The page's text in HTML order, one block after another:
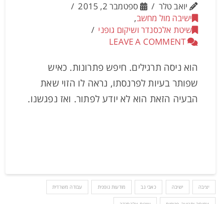
יואב טלר
ספטמבר 2, 2015
ישיבה מול מחשב,
שיטת אלכסנדר ושיקום גופני
LEAVE A COMMENT
הוא ניסה תרגילים. חיפש פתרונות. כאיש
שפותר בעיות לפרנסתו, נראה לו הזוי שאת
הבעיה הזאת הוא לא יודע לפתור. ואז נפגשנו.
יציבה ישיבה כאבי גב מודעות גופנית עבודה משרדית